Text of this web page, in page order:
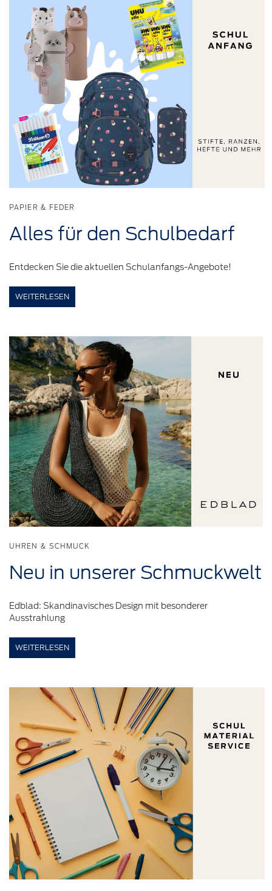
PAPIER & FEDER
Alles für den Schulbedarf
Entdecken Sie die aktuellen Schulanfangs-Angebote!
WEITERLESEN
UHREN & SCHMUCK
Neu in unserer Schmuckwelt
Edblad: Skandinavisches Design mit besonderer
Ausstrahlung
WEITERLESEN